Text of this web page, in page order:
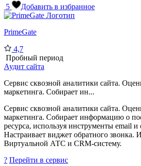
5
Добавить в избранное
PrimeGate
4,7
Пробный период
Аудит сайта
Сервис сквозной аналитики сайта.
маркетинга. Собирает ин...
Сервис сквозной аналитики сайта.
маркетинга. Собирает информацию о
ресурса, используя инструменты email и
Настраивает виджет обратного звонка.
Виртуальной АТС и CRM-систему.
? Перейти в сервис